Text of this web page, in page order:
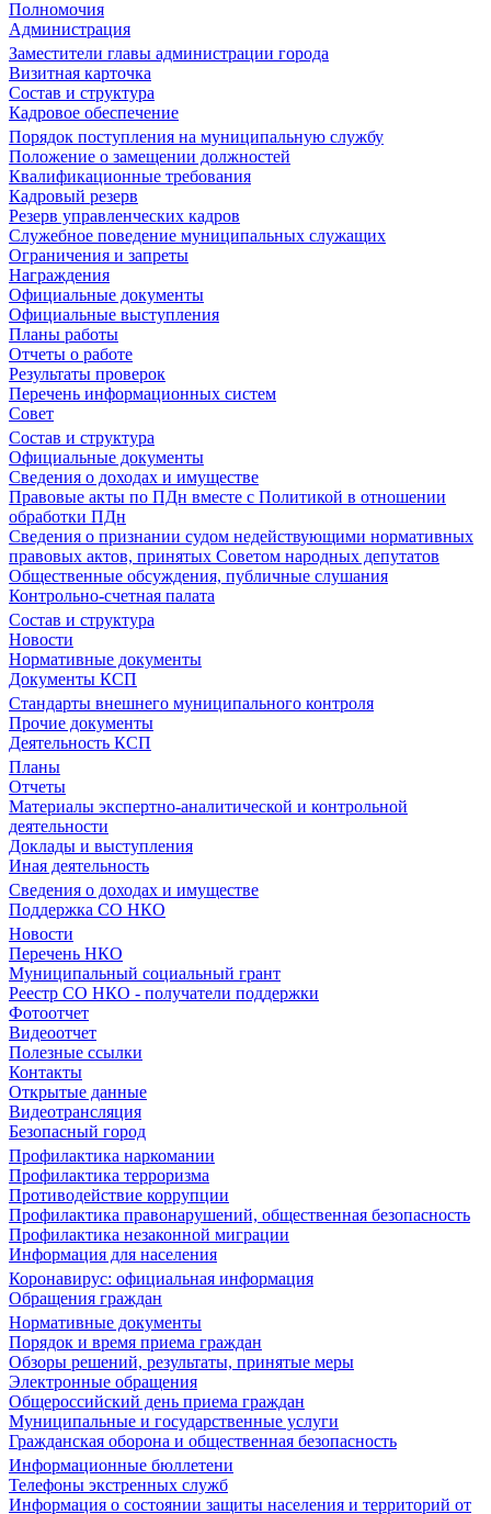
Полномочия
Администрация
Заместители главы администрации города
Визитная карточка
Состав и структура
Кадровое обеспечение
Порядок поступления на муниципальную службу
Положение о замещении должностей
Квалификационные требования
Кадровый резерв
Резерв управленческих кадров
Служебное поведение муниципальных служащих
Ограничения и запреты
Награждения
Официальные документы
Официальные выступления
Планы работы
Отчеты о работе
Результаты проверок
Перечень информационных систем
Совет
Состав и структура
Официальные документы
Сведения о доходах и имуществе
Правовые акты по ПДн вместе с Политикой в отношении
обработки ПДн
Сведения о признании судом недействующими нормативных
правовых актов, принятых Советом народных депутатов
Общественные обсуждения, публичные слушания
Контрольно-счетная палата
Состав и структура
Новости
Нормативные документы
Документы КСП
Стандарты внешнего муниципального контроля
Прочие документы
Деятельность КСП
Планы
Отчеты
Материалы экспертно-аналитической и контрольной
деятельности
Доклады и выступления
Иная деятельность
Сведения о доходах и имуществе
Поддержка СО НКО
Новости
Перечень НКО
Муниципальный социальный грант
Реестр СО НКО - получатели поддержки
Фотоотчет
Видеоотчет
Полезные ссылки
Контакты
Открытые данные
Видеотрансляция
Безопасный город
Профилактика наркомании
Профилактика терроризма
Противодействие коррупции
Профилактика правонарушений, общественная безопасность
Профилактика незаконной миграции
Информация для населения
Коронавирус: официальная информация
Обращения граждан
Нормативные документы
Порядок и время приема граждан
Обзоры решений, результаты, принятые меры
Электронные обращения
Общероссийский день приема граждан
Муниципальные и государственные услуги
Гражданская оборона и общественная безопасность
Информационные бюллетени
Телефоны экстренных служб
Информация о состоянии защиты населения и территорий от